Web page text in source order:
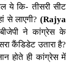
ये कि- तीसरी सीट
से लाएगी? (Rajya
ने कांग्रेस के
कैंडिडेट उतारा है?
होते ही कांग्रेस में